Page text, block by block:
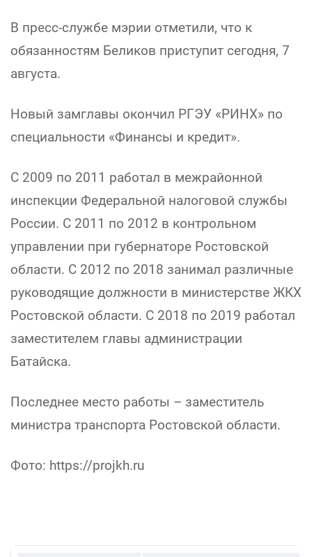
В пресс-службе мэрии отметили, что к
обязанностям Беликов приступит сегодня, 7
августа.
Новый замглавы окончил РГЭУ «РИНХ» по
специальности «Финансы и кредит».
С 2009 по 2011 работал в межрайонной
инспекции Федеральной налоговой службы
России. С 2011 по 2012 в контрольном
управлении при губернаторе Ростовской
области. С 2012 по 2018 занимал различные
руководящие должности в министерстве ЖКХ
Ростовской области. С 2018 по 2019 работал
заместителем главы администрации
Батайска.
Последнее место работы – заместитель
министра транспорта Ростовской области.
Фото: https://projkh.ru